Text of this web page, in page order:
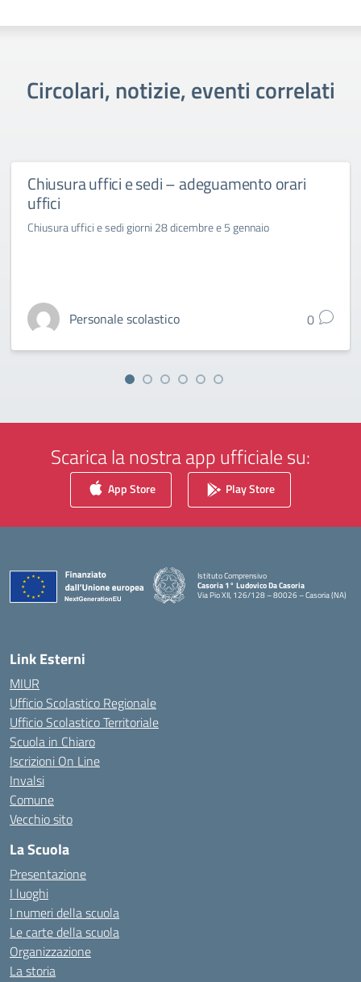
Circolari, notizie, eventi correlati
Chiusura uffici e sedi – adeguamento orari
uffici
Chiusura uffici e sedi giorni 28 dicembre e 5 gennaio
Personale scolastico 0
Scarica la nostra app ufficiale su:
App Store Play Store
Istituto Comprensivo
Casoria 1° Ludovico Da Casoria
Via Pio XII, 126/128 – 80026 – Casoria (NA)
Link Esterni
MIUR
Ufficio Scolastico Regionale
Ufficio Scolastico Territoriale
Scuola in Chiaro
Iscrizioni On Line
Invalsi
Comune
Vecchio sito
La Scuola
Presentazione
I luoghi
I numeri della scuola
Le carte della scuola
Organizzazione
La storia